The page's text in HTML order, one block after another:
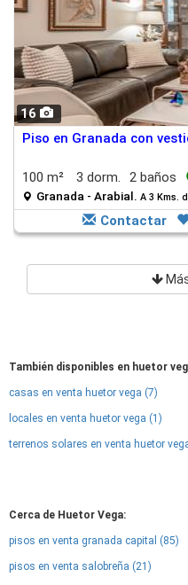
16
Piso en Granada con
100 m² 3 dorm. 2 baños
Granada - Arabial. A 3 Kms.
Contactar
También disponibles en huetor
casas en venta huetor vega (7)
locales en venta huetor vega (1)
terrenos solares en venta huetor
Cerca de Huetor Vega:
pisos en venta granada capital (85)
pisos en venta salobreña (21)